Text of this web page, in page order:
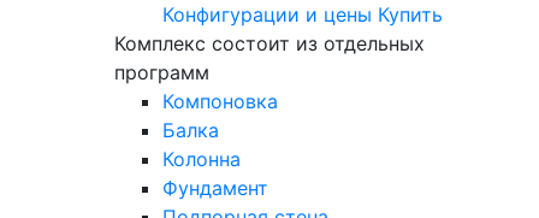
Конфигурации и цены Купить
Комплекс состоит из отдельных
программ
Компоновка
Балка
Колонна
Фундамент